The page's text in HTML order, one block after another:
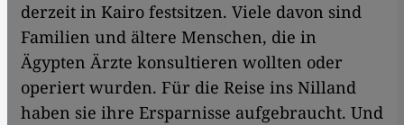
derzeit in Kairo festsitzen. Viele davon sind
Familien und ältere Menschen, die in
Ägypten Ärzte konsultieren wollten oder
operiert wurden. Für die Reise ins Nilland
haben sie ihre Ersparnisse aufgebraucht. Und